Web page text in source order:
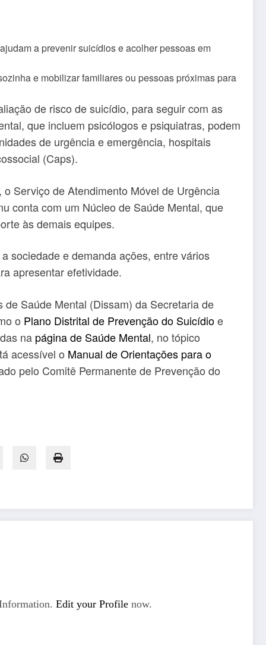
e mobilizar familiares ou pessoas próximas para
de risco de suicídio, para seguir com as
que incluem psicólogos e psiquiatras, podem
de urgência e emergência, hospitais
(Caps).
Serviço de Atendimento Móvel de Urgência
conta com um Núcleo de Saúde Mental, que
às demais equipes.
sociedade e demanda ações, entre vários
apresentar efetividade.
Saúde Mental (Dissam) da Secretaria de
o Plano Distrital de Prevenção do Suicídioe
na página de Saúde Mental, no tópico
acessível o Manual de Orientações para o
pelo Comitê Permanente de Prevenção do
Edit your Profile now.